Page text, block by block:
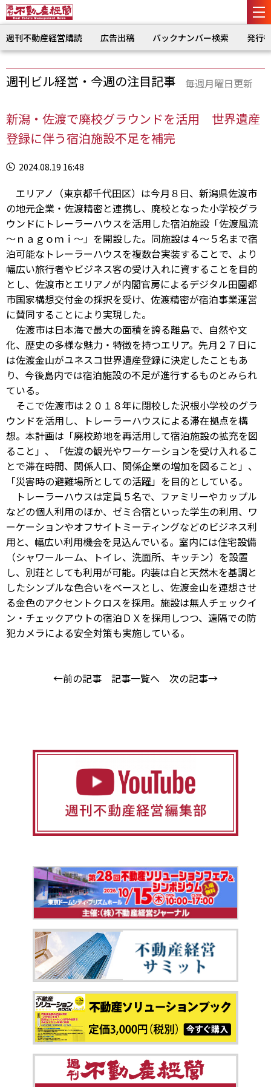
週刊不動産経営購読 広告出稿 バックナンバー検索 発行
週刊ビル経営・今週の注目記事 毎週月曜日更新
新潟・佐渡で廃校グラウンドを活用 世界遺産
登録に伴う宿泊施設不足を補完
2024.08.19 16:48
エリアノ（東京都千代田区）は今月８日、新潟県佐渡市
の地元企業・佐渡精密と連携し、廃校となった小学校グラ
ウンドにトレーラーハウスを活用した宿泊施設「佐渡風流
～ｎａｇｏｍｉ～」を開設した。同施設は４～５名まで宿
泊可能なトレーラーハウスを複数台実装することで、より
幅広い旅行者やビジネス客の受け入れに資することを目的
とし、佐渡市とエリアノが内閣官房によるデジタル田園都
市国家構想交付金の採択を受け、佐渡精密が宿泊事業運営
に賛同することにより実現した。
佐渡市は日本海で最大の面積を誇る離島で、自然や文
化、歴史の多様な魅力・特徴を持つエリア。先月２７日に
は佐渡金山がユネスコ世界遺産登録に決定したこともあ
り、今後島内では宿泊施設の不足が進行するものとみられ
ている。
そこで佐渡市は２０１８年に閉校した沢根小学校のグラ
ウンドを活用し、トレーラーハウスによる滞在拠点を構
想。本計画は「廃校跡地を再活用して宿泊施設の拡充を図
ること」、「佐渡の観光やワーケーションを受け入れるこ
とで滞在時間、関係人口、関係企業の増加を図ること」、
「災害時の避難場所としての活躍」を目的としている。
トレーラーハウスは定員５名で、ファミリーやカップル
などの個人利用のほか、ゼミ合宿といった学生の利用、ワ
ーケーションやオフサイトミーティングなどのビジネス利
用と、幅広い利用機会を見込んでいる。室内には住宅設備
（シャワールーム、トイレ、洗面所、キッチン）を設置
し、別荘としても利用が可能。内装は白と天然木を基調と
したシンプルな色合いをベースとし、佐渡金山を連想させ
る金色のアクセントクロスを採用。施設は無人チェックイ
ン・チェックアウトの宿泊ＤＸを採用しつつ、遠隔での防
犯カメラによる安全対策も実施している。
←前の記事 記事一覧へ 次の記事→